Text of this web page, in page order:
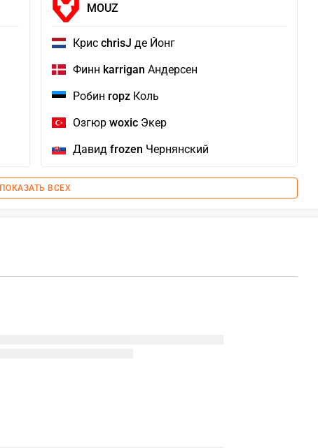
MOUZ
Крис chrisJ де Йонг
Финн karrigan Андерсен
Робин ropzКоль
Озгюр woxicЭкер
Давид frozen Чернянский
ПОКАЗАТЬ ВСЕХ